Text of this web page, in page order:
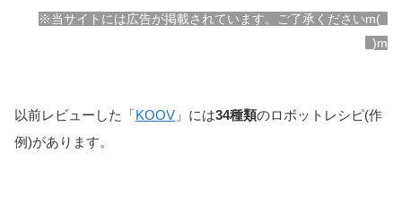
※当サイトには広告が掲載されています。ご了承くださいm(_
_)m
以前レビューした「KOOV 」には34種類のロボットレシピ(作
例)があります。